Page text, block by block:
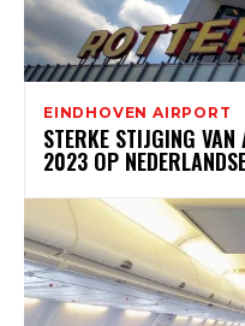
EINDHOVEN AIRPORT
STERKE STIJGING
2023 OP